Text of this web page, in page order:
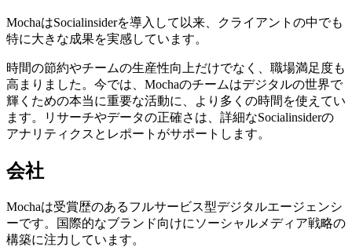
MochaはSocialinsiderを導入して以来、クライアントの中でも
特に大きな成果を実感しています。
時間の節約やチームの生産性向上だけでなく、職場満足度も
高まりました。今では、Mochaのチームはデジタルの世界で
輝くための本当に重要な活動に、より多くの時間を使えてい
ます。リサーチやデータの正確さは、詳細なSocialinsiderの
アナリティクスとレポートがサポートします。
会社
Mochaは受賞歴のあるフルサービス型デジタルエージェンシ
ーです。国際的なブランド向けにソーシャルメディア戦略の
構築に注力しています。